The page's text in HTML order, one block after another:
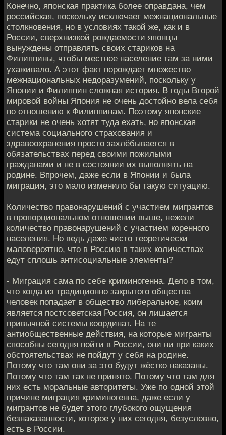
Конечно, японская практика более оправдана, чем
российская, поскольку исключает межнациональные
столкновения, но в условиях такой же, как и в
России, сверхнизкой рождаемости японцы
вынуждены отправлять своих стариков на
Филиппины, чтобы местное население там за ними
ухаживало. А этот факт порождает множество
межнациональных недоразумений, поскольку у
Японии и Филиппин сложная история. В годы Второй
мировой войны Япония не очень достойно вела себя
по отношению к Филиппинам. Поэтому японские
старики не очень хотят туда ехать, но японская
система социального страхования и
здравоохранения просто захлёбывается в
обязательствах перед своими пожилыми
гражданами и не в состоянии их выполнять на
родине. Впрочем, даже если в Японии и была
миграция, это мало изменило бы такую ситуацию.
Количество правонарушений с участием мигрантов
в пропорциональном отношении выше, нежели
количество правонарушений с участием коренного
населения. Но ведь даже чисто теоретически
маловероятно, что в Россию в таких количествах
едут сплошь антисоциальные элементы?
- Миграция сама по себе криминогенна. Дело в том,
что когда из традиционно закрытого общества
человек попадает в общество либеральное, коим
является постсоветская Россия, он лишается
привычной системы координат. На те
антиобщественные действия, на которые мигранты
способны сегодня пойти в России, они ни при каких
обстоятельствах не пойдут у себя на родине.
Потому что там они за это будут жёстко наказаны.
Потому что там так не принято. Потому что там для
них есть моральные авторитеты. Уже по одной этой
причине миграция криминогенна, даже если у
мигрантов не будет этого глубокого ощущения
безнаказанности, которое у них сегодня, безусловно,
есть в России.